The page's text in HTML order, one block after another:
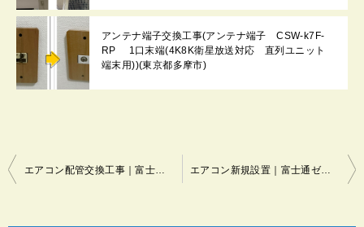
アンテナ端子交換工事(アンテナ端子 CSW-k7F-
RP 1口末端(4K8K衛星放送対応 直列ユニット
端末用))(東京都多摩市)
投
稿